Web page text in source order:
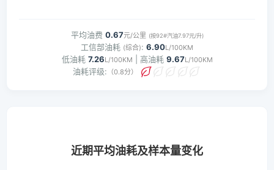
平均油费 0.67元/公里 (按92#汽油7.97元/升)
工信部油耗 (综合): 6.90L/100KM
低油耗 7.26L/100KM | 高油耗 9.67L/100KM
油耗评级: （0.8分）